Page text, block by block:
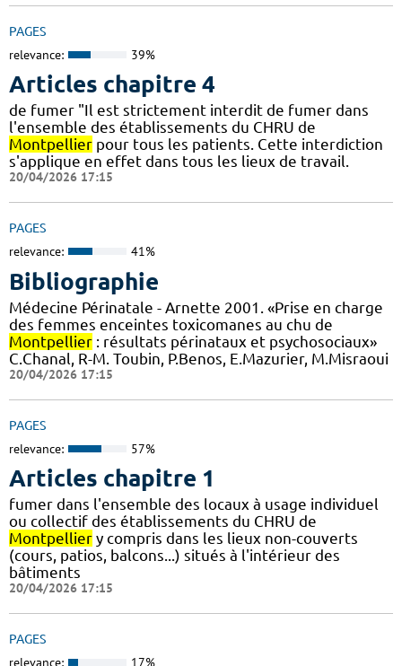
PAGES
relevance: 39%
Articles chapitre 4
de fumer "Il est strictement interdit de fumer dans
l'ensemble des établissements du CHRU de
Montpellier pour tous les patients. Cette interdiction
s'applique en effet dans tous les lieux de travail.
20/04/2026 17:15
PAGES
relevance: 41%
Bibliographie
Médecine Périnatale - Arnette 2001. «Prise en charge
des femmes enceintes toxicomanes au chu de
Montpellier : résultats périnataux et psychosociaux»
C.Chanal, R-M. Toubin, P.Benos, E.Mazurier, M.Misraoui
20/04/2026 17:15
PAGES
relevance: 57%
Articles chapitre 1
fumer dans l'ensemble des locaux à usage individuel
ou collectif des établissements du CHRU de
Montpellier y compris dans les lieux non-couverts
(cours, patios, balcons...) situés à l'intérieur des
bâtiments
20/04/2026 17:15
PAGES
relevance: 17%